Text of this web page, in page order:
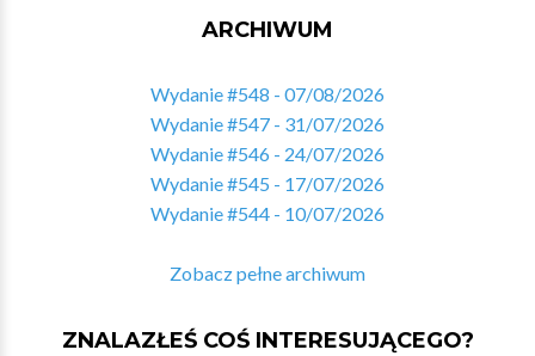
ARCHIWUM
Wydanie #548 - 07/08/2026
Wydanie #547 - 31/07/2026
Wydanie #546 - 24/07/2026
Wydanie #545 - 17/07/2026
Wydanie #544 - 10/07/2026
Zobacz pełne archiwum
ZNALAZŁEŚ COŚ INTERESUJĄCEGO?